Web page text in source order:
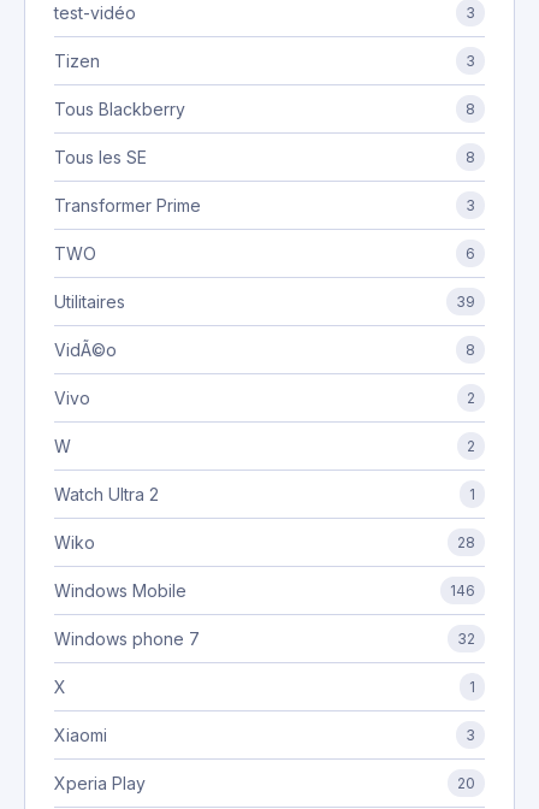
test-vidéo 3
Tizen 3
Tous Blackberry 8
Tous les SE 8
Transformer Prime 3
TWO 6
Utilitaires 39
VidÃ©o 8
Vivo 2
W 2
Watch Ultra 2 1
Wiko 28
Windows Mobile 146
Windows phone 7 32
X 1
Xiaomi 3
Xperia Play 20